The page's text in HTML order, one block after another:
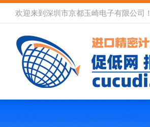
欢迎来到深圳市京都玉崎电子有限公司！